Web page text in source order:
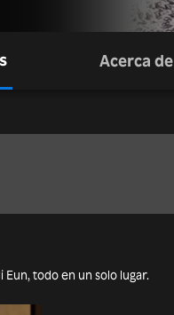
Acerca de
Eun, todo en un solo lugar.